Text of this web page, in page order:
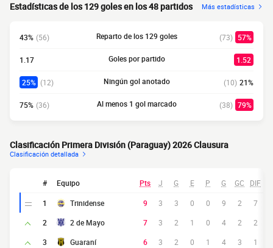
Estadísticas de los 129 goles en los 48 partidos Más estadísticas
43% (56) Reparto de los 129 goles (73) 57%
1.17 Goles por partido 1.52
25% (12) Ningún gol anotado (10) 21%
75% (36) Al menos 1 gol marcado (38) 79%
Clasificación Primera División (Paraguay) 2026 Clausura
Clasificación detallada
# Equipo Pts J G E P G GC DIF
1 Trinidense 9 3 3 0 0 9 2
7
2
2 de Mayo 7 3 2 1 0 4 2
2
3
Guaraní 6 3 2 0 1 4 3
1